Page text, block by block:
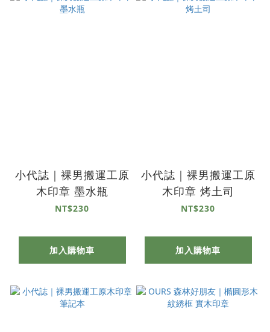
小代誌｜裸男搬運工原
木印章 墨水瓶
NT$230
加入購物車
小代誌｜裸男搬運工原
木印章 烤土司
NT$230
加入購物車